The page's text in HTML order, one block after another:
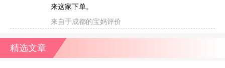
来这家下单。
来自于成都的宝妈评价
精选文章